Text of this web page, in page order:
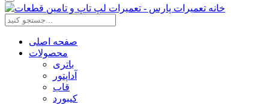
صفحه اصلی
محصولات
باتری
آداپتور
قاب
کیبورد